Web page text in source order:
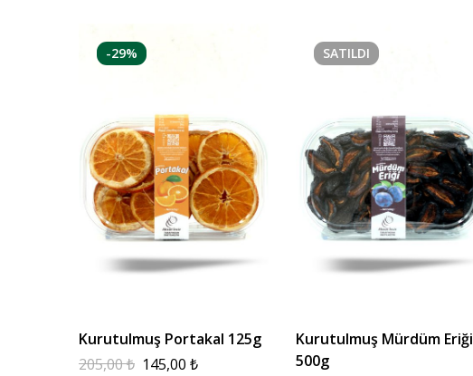
-29%
Kurutulmuş Portakal 125g
205,00₺ 145,00 ₺
SATILDI
Kurutulmuş Mürdüm Eriği
500g